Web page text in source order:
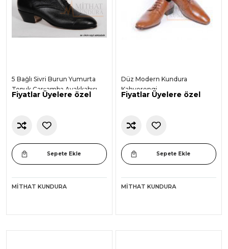
5 Bağlı Sivri Burun Yumurta
Topuk Çarşamba Ayakkabısı
Fiyatlar Üyelere özel
Sepete Ekle
MITHAT KUNDURA
Düz Modern Kundura
Kahverengi
Fiyatlar Üyelere özel
Sepete Ekle
MITHAT KUNDURA